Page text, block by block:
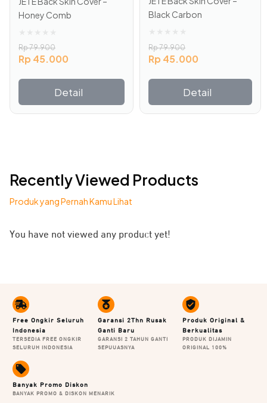
yang optimal terhadap lensa. Mulai dari perlindungan
Honey Comb
Rp79.900
Rp 45.000
Detail
Black Carbon
Rp79.900
Rp 45.000
Detail
Recently Viewed Products
Produk yang Pernah Kamu Lihat
You have not viewed any product yet!
Free Ongkir Seluruh
Indonesia
TERSEDIA FREE ONGKIR
SELURUH INDONESIA
Garansi 2Thn Rusak
Ganti Baru
GARANSI 2 TAHUN GANTI
SEPUUASNYA
Produk Original &
Berkualitas
PRODUK DIJAMIN
ORIGINAL 100%
Banyak Promo Diskon
BANYAK PROMO & DISKON MENARIK